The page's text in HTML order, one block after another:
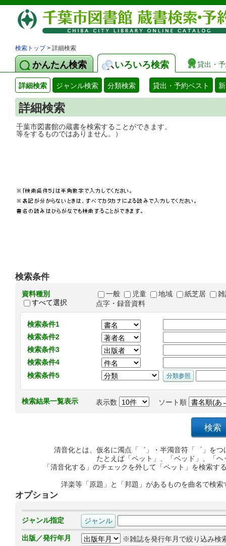
検索トップ> 詳細検索
かんたん検索 いろいろ検索 貸出・
詳細検索 ジャンル検索 分類検索 貸出・予約ベスト
詳細検索
千葉市図書館の蔵書を検索することがで
等をするものではありません。）
検索条件
資料種別
すべて選択
一般 児童 地域 紙芝居
点字・録音資料
検索条件1
検索条件2
検索条件3
検索条件4
検索条件5
検索結果一覧表示 表示数 ソート順
清音化とは、仮名に濁点「゛」・半濁音符「゜」を
たとえば「ペット」、「ベッド」、「
「清音化する」のチェックを外して「ペット」を検索
洋楽等「原題」と「邦題」があるものを曲名で検
オプション
ジャンル指定
出版／発行年月
※雑誌を発行年月で絞り込み検